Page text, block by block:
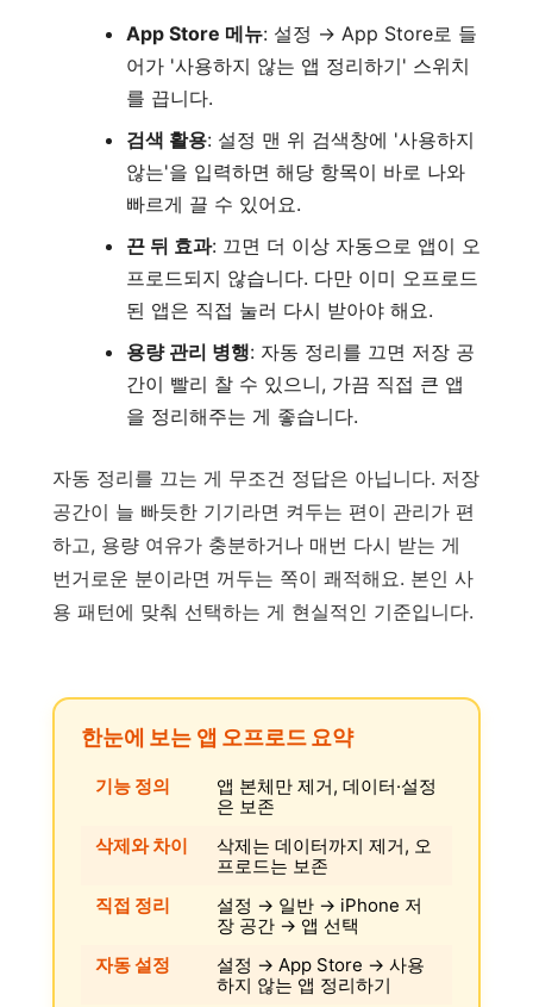
App Store 메뉴: 설정 → App Store로 들
어가 '사용하지 않는 앱 정리하기' 스위치
를 끕니다.
검색 활용: 설정 맨 위 검색창에 '사용하지
않는'을 입력하면 해당 항목이 바로 나와
빠르게 끌 수 있어요.
끈 뒤 효과: 끄면 더 이상 자동으로 앱이 오
프로드되지 않습니다. 다만 이미 오프로드
된 앱은 직접 눌러 다시 받아야 해요.
용량 관리 병행: 자동 정리를 끄면 저장 공
간이 빨리 찰 수 있으니, 가끔 직접 큰 앱
을 정리해주는 게 좋습니다.
자동 정리를 끄는 게 무조건 정답은 아닙니다. 저장
공간이 늘 빠듯한 기기라면 켜두는 편이 관리가 편
하고, 용량 여유가 충분하거나 매번 다시 받는 게
번거로운 분이라면 꺼두는 쪽이 쾌적해요. 본인 사
용 패턴에 맞춰 선택하는 게 현실적인 기준입니다.
한눈에 보는 앱 오프로드 요약
기능 정의
앱 본체만 제거, 데이터·설정
은 보존
삭제와 차이
삭제는 데이터까지 제거, 오
프로드는 보존
직접 정리
설정 → 일반 → iPhone 저
장 공간 → 앱 선택
자동 설정
설정 → App Store → 사용
하지 않는 앱 정리하기